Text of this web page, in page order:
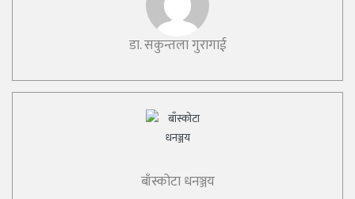
डा. सकुन्तला गुरागाई
बाँस्कोटा धनञ्जय